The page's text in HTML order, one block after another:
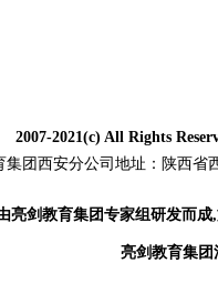
2007-2021(c) All Rights
集团 西安分公司地址：陕西省
亮剑教育集团专家组研发而
亮剑教育集